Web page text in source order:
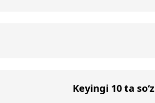
Keyingi 10 ta so‘z